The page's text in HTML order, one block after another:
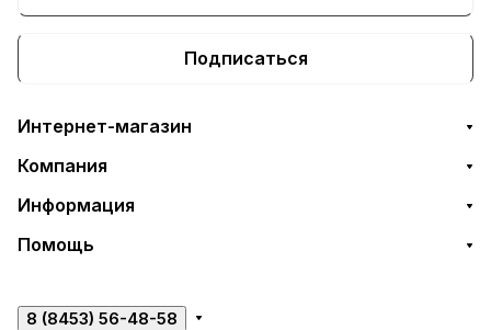
Подписаться
Интернет-магазин
Компания
Информация
Помощь
8 (8453) 56-48-58